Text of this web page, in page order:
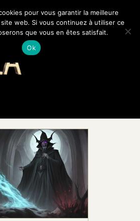
PATYZA
Votre avenir révélé
ET LOIS
ÉSOTÉRIQUE
pour vous garantir la meilleure
web. Si vous continuez à utiliser ce
que vous en êtes satisfait.
Ok